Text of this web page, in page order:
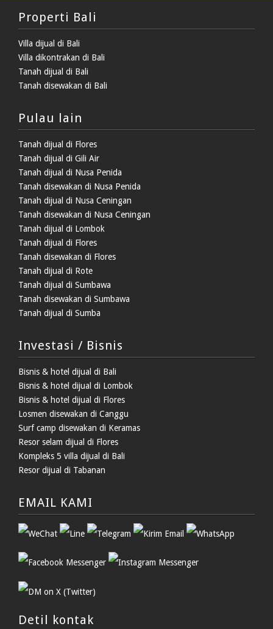
Properti Bali
Villa dijual di Bali
Villa dikontrakan di Bali
Tanah dijual di Bali
Tanah disewakan di Bali
Pulau lain
Tanah dijual di Flores
Tanah dijual di Gili Air
Tanah dijual di Nusa Penida
Tanah disewakan di Nusa Penida
Tanah dijual di Nusa Ceningan
Tanah disewakan di Nusa Ceningan
Tanah dijual di Lombok
Tanah dijual di Flores
Tanah disewakan di Flores
Tanah dijual di Rote
Tanah dijual di Sumbawa
Tanah disewakan di Sumbawa
Tanah dijual di Sumba
Investasi / Bisnis
Bisnis & hotel dijual di Bali
Bisnis & hotel dijual di Lombok
Bisnis & hotel dijual di Flores
Losmen disewakan di Canggu
Surf camp disewakan di Keramas
Resor selam dijual di Flores
Kompleks 5 villa dijual di Bali
Resor dijual di Tabanan
EMAIL KAMI
Detil kontak